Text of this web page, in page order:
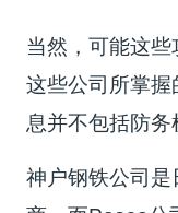
当然，可能这
这些公司所掌
息并不包括防务
神户钢铁公司